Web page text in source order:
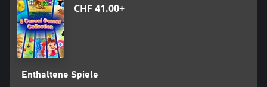
CHF 41.00+
Enthaltene Spiele